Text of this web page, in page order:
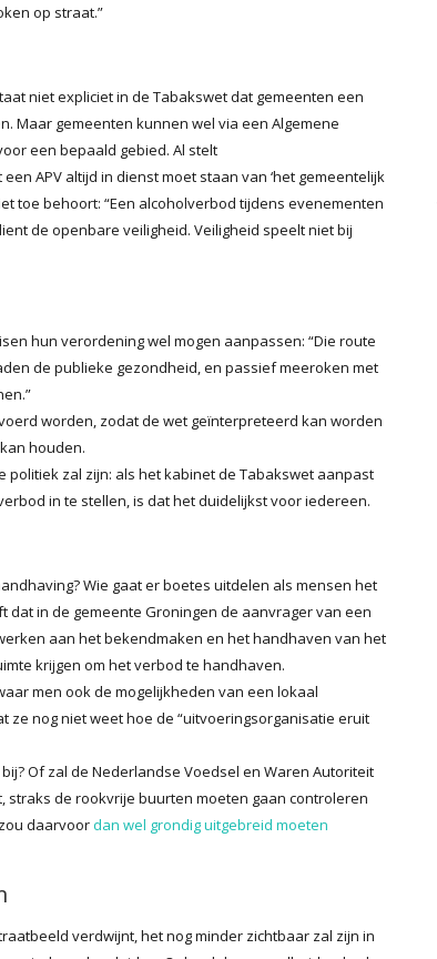
op straat.”
niet expliciet in de Tabakswet dat gemeenten een
Maar gemeenten kunnen wel via een Algemene
een bepaald gebied. Al stelt
APV altijd in dienst moet staan van ‘het gemeentelijk
toe behoort: “Een alcoholverbod tijdens evenementen
de openbare veiligheid. Veiligheid speelt niet bij
hun verordening wel mogen aanpassen: “Die route
de publieke gezondheid, en passief meeroken met
worden, zodat de wet geïnterpreteerd kan worden
houden.
politiek zal zijn: als het kabinet de Tabakswet aanpast
in te stellen, is dat het duidelijkst voor iedereen.
Wie gaat er boetes uitdelen als mensen het
dat in de gemeente Groningen de aanvrager van een
aan het bekendmaken en het handhaven van het
krijgen om het verbod te handhaven.
men ook de mogelijkheden van een lokaal
nog niet weet hoe de “uitvoeringsorganisatie eruit
Of zal de Nederlandse Voedsel en Waren Autoriteit
straks de rookvrije buurten moeten gaan controleren
daarvoordan wel grondig uitgebreid moeten
verdwijnt, het nog minder zichtbaar zal zijn in